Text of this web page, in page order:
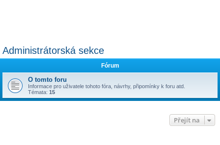
Administrátorská sekce
Fórum
O tomto foru
Informace pro uživatele tohoto fóra, návrhy, připomínky k foru atd.
Témata: 15
Přejít na